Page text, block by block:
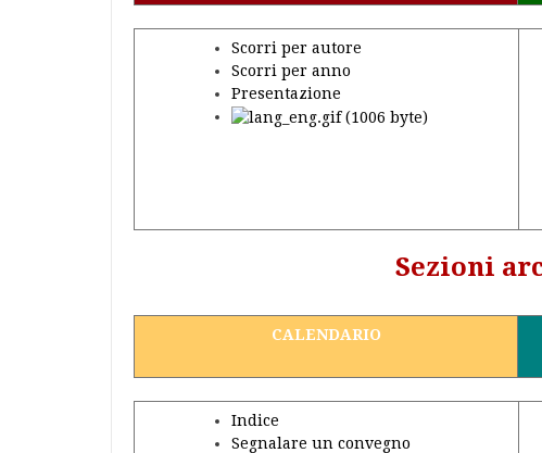
Scorri per autore
Scorri per anno
Presentazione
Sezioni
CALENDARIO
Indice
Segnalare un convegno